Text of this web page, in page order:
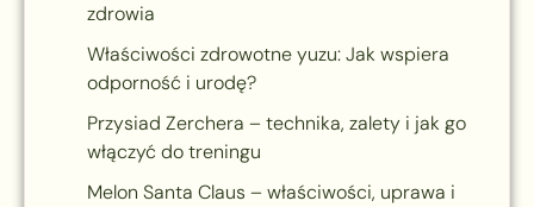
zdrowia
Właściwości zdrowotne yuzu: Jak wspiera
odporność i urodę?
Przysiad Zerchera – technika, zalety i jak go
włączyć do treningu
Melon Santa Claus – właściwości, uprawa i